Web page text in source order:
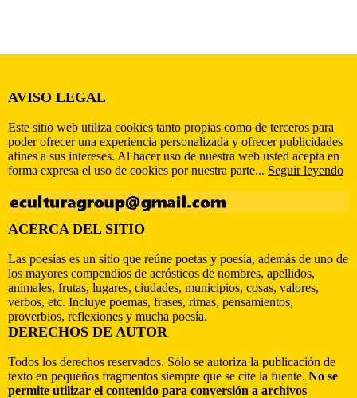
AVISO LEGAL
Este sitio web utiliza cookies tanto propias como de terceros para
poder ofrecer una experiencia personalizada y ofrecer publicidades
afines a sus intereses. Al hacer uso de nuestra web usted acepta en
forma expresa el uso de cookies por nuestra parte... Seguir leyendo
ACERCA DEL SITIO
Las poesías es un sitio que reúne poetas y poesía, además de uno de
los mayores compendios de acrósticos de nombres, apellidos,
animales, frutas, lugares, ciudades, municipios, cosas, valores,
verbos, etc. Incluye poemas, frases, rimas, pensamientos,
proverbios, reflexiones y mucha poesía.
DERECHOS DE AUTOR
Todos los derechos reservados. Sólo se autoriza la publicación de
texto en pequeños fragmentos siempre que se cite la fuente. No se
permite utilizar el contenido para conversión a archivos